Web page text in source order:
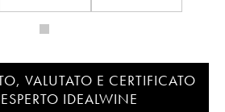
VALUTATO E CERTIFICATO
IDEALWINE